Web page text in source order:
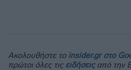
Ακολουθήστε το insider.gr στο
πρώτοι όλες τις ειδήσειςαπό την